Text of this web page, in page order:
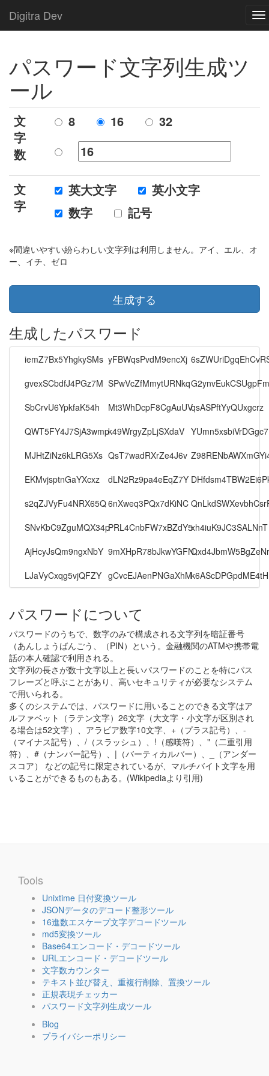
Digitra Dev
パスワード文字列生成ツ
ール
文
字
数
8 16 32
文
字
英大文字
英小文字
数字
記号
※間違いやすい紛らわしい文字列は利用しません。アイ、エル、オ
ー、イチ、ゼロ
生成する
生成したパスワード
iemZ7Bx5YhgkySMs yFBWqsPvdM9encXj
gvexSCbdfJ4PGz7M SPwVcZfMmytURNkq
SbCrvU6YpkfaK54h
Mt3WhDcpF8CgAuUVqsASPftYyQUxgcrz
QWT5FY4J7SjA3wmpk49WrgyZpLjSXdaV YUmn5xsbiVrDGgc7
MJHtZiNz6kLRG5Xs QsT7wadRXrZe4J6v
EKMvjsptnGaYXcxz
dLN2Rz9pa4eEqZ7Y
s2qZJVyFu4NRX65Q6nXweq3PQx7dKiNC
SNvKbC9ZguMQX34pPRL4CnbFW7xBZdY5xh4iuK9JC3SALNnT
AjHcyJsQm9ngxNbY 9mXHpR78bJkwYGFN
LJaVyCxqg5vjQFZY gCvcEJAenPNGaXhM
パスワードについて
パスワードのうちで、数字のみで構成される文字列を暗証番号
（あんしょうばんごう、（PIN）という。金融機関のATMや携帯電
話の本人確認で利用される。
文字列の長さが数十文字以上と長いパスワードのことを特にパス
フレーズと呼ぶことがあり、高いセキュリティが必要なシステム
で用いられる。
多くのシステムでは、パスワードに用いることのできる文字はア
ルファベット（ラテン文字）26文字（大文字・小文字が区別され
る場合は52文字）、アラビア数字10文字、+（プラス記号）、-
（マイナス記号）、/（スラッシュ）、!（感嘆符）、"（二重引用
符）、#（ナンバー記号）、|（バーティカルバー）、_（アンダー
スコア） などの記号に限定されているが、マルチバイト文字を用
いることができるものもある。(Wikipediaより引用)
Tools
Unixtime 日付変換ツール
JSONデータのデコード整形ツール
16進数エスケープ文字デコードツール
md5変換ツール
Base64エンコード・デコードツール
URLエンコード・デコードツール
文字数カウンター
テキスト並び替え、重複行削除、置換ツール
正規表現チェッカー
パスワード文字列生成ツール
Blog
プライバシーポリシー